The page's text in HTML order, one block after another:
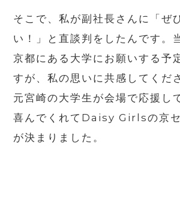
そこで、私が副社長さんに「ぜ
い！」と直談判をしたんです。
京都にある大学にお願いする予
すが、私の思いに共感してくだ
元宮崎の大学生が会場で応援し
喜んでくれてDaisy Girlsの京
が決まりました。